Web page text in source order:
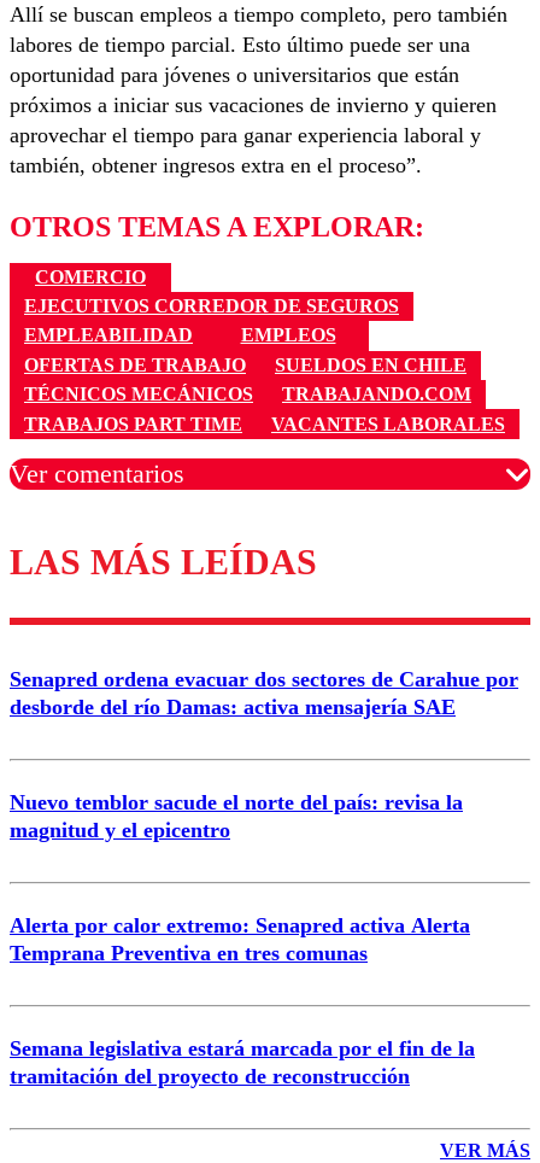
Allí se buscan empleos a tiempo completo, pero también
labores de tiempo parcial. Esto último puede ser una
oportunidad para jóvenes o universitarios que están
próximos a iniciar sus vacaciones de invierno y quieren
aprovechar el tiempo para ganar experiencia laboral y
también, obtener ingresos extra en el proceso”.
OTROS TEMAS A EXPLORAR:
COMERCIO
EJECUTIVOS CORREDOR DE SEGUROS
EMPLEABILIDAD
EMPLEOS
OFERTAS DE TRABAJO
SUELDOS EN CHILE
TÉCNICOS MECÁNICOS
TRABAJANDO.COM
TRABAJOS PART TIME
VACANTES LABORALES
Ver comentarios
Los comentarios son moderados para garantizar un
diálogo respetuoso.
Correo
LAS MÁS LEÍDAS
Senapred ordena evacuar dos sectores de Carahue por
desborde del río Damas: activa mensajería SAE
Nuevo temblor sacude el norte del país: revisa la
magnitud y el epicentro
Alerta por calor extremo: Senapred activa Alerta
Temprana Preventiva en tres comunas
Semana legislativa estará marcada por el fin de la
tramitación del proyecto de reconstrucción
VER MÁS